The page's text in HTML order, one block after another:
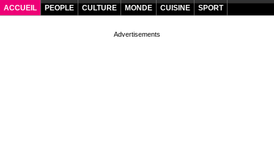
ACCUEIL PEOPLE CULTURE MONDE CUISINE SPORT